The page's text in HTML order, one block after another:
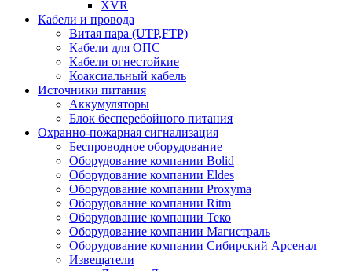
XVR
Кабели и провода
Витая пара (UTP,FTP)
Кабели для ОПС
Кабели огнестойкие
Коаксиальный кабель
Источники питания
Аккумуляторы
Блок бесперебойного питания
Охранно-пожарная сигнализация
Беспроводное оборудование
Оборудование компании Bolid
Оборудование компании Eldes
Оборудование компании Proxyma
Оборудование компании Ritm
Оборудование компании Теко
Оборудование компании Магистраль
Оборудование компании Сибирский Арсенал
Извещатели